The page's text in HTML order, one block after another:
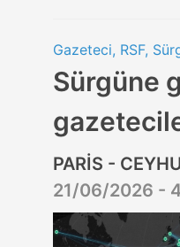
Gazeteci, RSF,
Sürgüne
PARİS -
21/06/2026 -